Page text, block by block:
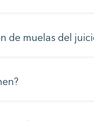
de muelas del